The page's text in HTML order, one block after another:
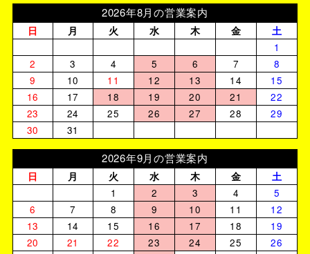
2026年8月の営業案内
日 月 火 水 木 金
土
1
2
3 4 5 6 7
8
9
10 11 12 13 14
15
16
17 18 19 20 21
22
23
24 25 26 27 28
29
30
31
2026年9月の営業案内
日 月 火 水 木 金
土
1
2 3 4
5
6
7 8 9 10 11
12
13
14 15 16 17 18
19
20
21 22 23 24 25
26